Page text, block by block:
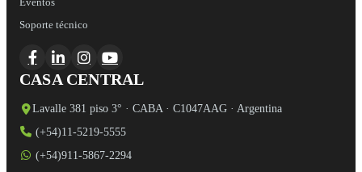
Eventos
Soporte técnico
CASA CENTRAL
Lavalle 381 piso 3° · CABA · C1047AAG · Argentina
(+54)11-5219-5555
(+54)911-5867-2294